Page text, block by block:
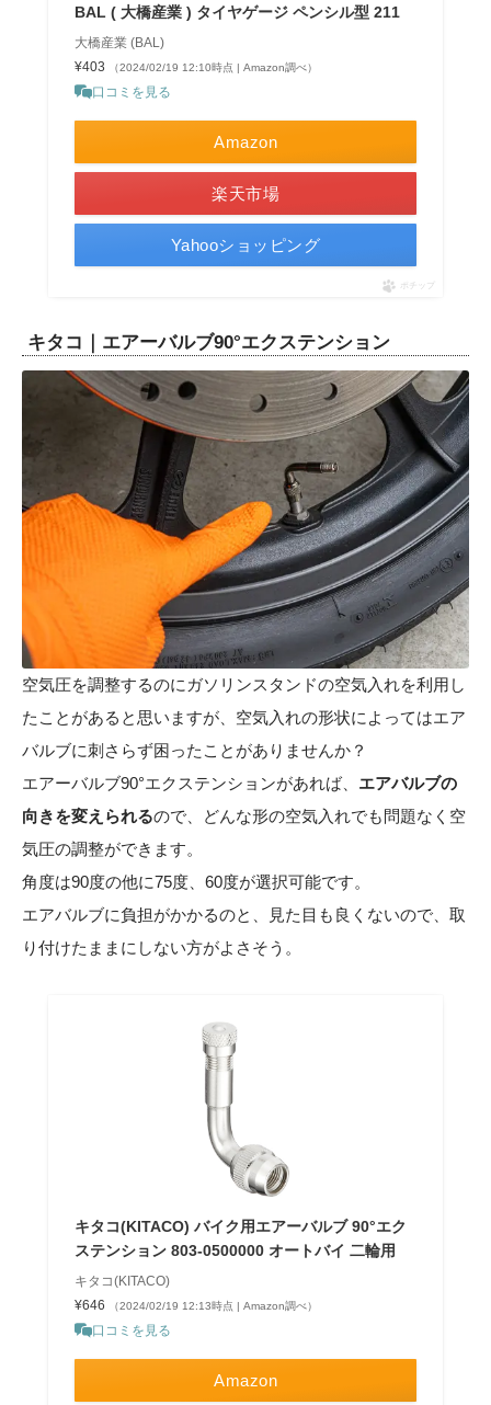
BAL ( 大橋産業 ) タイヤゲージ ペンシル型 211
大橋産業 (BAL)
¥403
（2024/02/19 12:10時点 | Amazon調べ）
口コミを見る
Amazon
楽天市場
Yahooショッピング
ポチップ
キタコ｜エアーバルブ90°エクステンション
空気圧を調整するのにガソリンスタンドの空気入れを利用し
たことがあると思いますが、空気入れの形状によってはエア
バルブに刺さらず困ったことがありませんか？
エアーバルブ90°エクステンションがあれば、 エアバルブの
向きを変えられるので、どんな形の空気入れでも問題なく空
気圧の調整ができます。
角度は90度の他に75度、60度が選択可能です。
エアバルブに負担がかかるのと、見た目も良くないので、取
り付けたままにしない方がよさそう。
キタコ(KITACO) バイク用エアーバルブ 90°エク
ステンション 803-0500000 オートバイ 二輪用
キタコ(KITACO)
¥646
（2024/02/19 12:13時点 | Amazon調べ）
口コミを見る
Amazon